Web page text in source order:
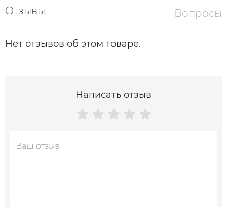
Отзывы Вопросы
Нет отзывов об этом товаре.
Написать отзыв